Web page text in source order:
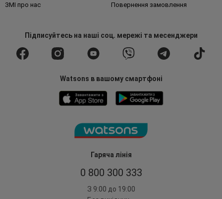
Гаряча лінія
0 800 300 333
З 9:00 до 19:00
ЗМІ про нас Повернення замовлення
Підписуйтесьна наші соц. мережі та месенджери
Watsons в вашому смартфоні